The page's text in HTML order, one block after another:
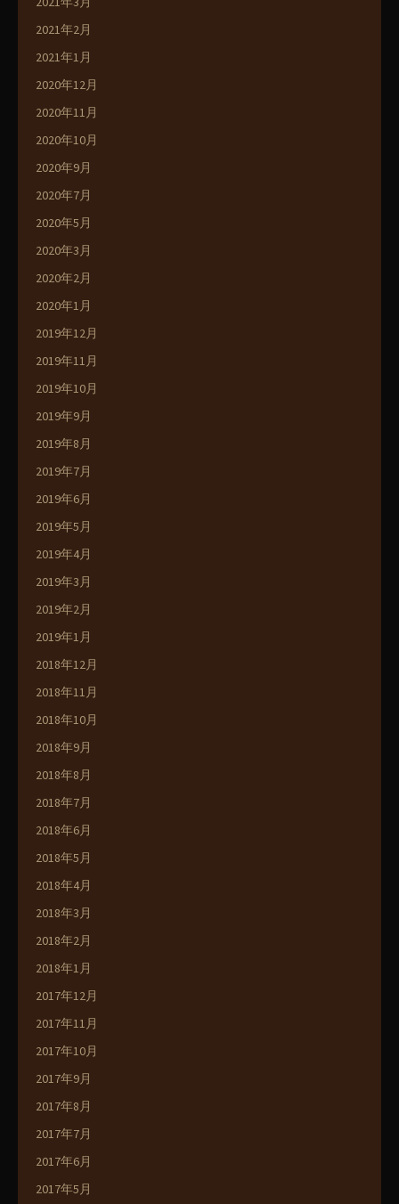
2021年2月
2021年1月
2020年12月
2020年11月
2020年10月
2020年9月
2020年7月
2020年5月
2020年3月
2020年2月
2020年1月
2019年12月
2019年11月
2019年10月
2019年9月
2019年8月
2019年7月
2019年6月
2019年5月
2019年4月
2019年3月
2019年2月
2019年1月
2018年12月
2018年11月
2018年10月
2018年9月
2018年8月
2018年7月
2018年6月
2018年5月
2018年4月
2018年3月
2018年2月
2018年1月
2017年12月
2017年11月
2017年10月
2017年9月
2017年8月
2017年7月
2017年6月
2017年5月